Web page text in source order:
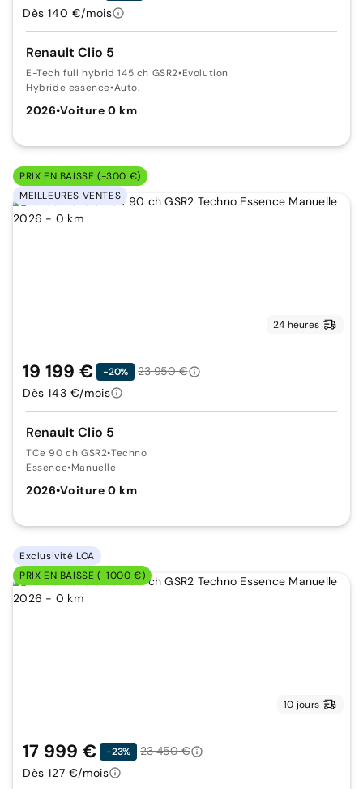
Renault Clio 5
E-Tech full hybrid 145 ch GSR2•Evolution
Hybride essence•Auto.
2026•Voiture 0 km
Dès 140 €/mois
PRIX EN BAISSE (-300 €)
MEILLEURES VENTES
24 heures
Renault Clio 5
TCe 90 ch GSR2•Techno
Essence•Manuelle
2026•Voiture 0 km
19 199 € -20%
23 950 €
Dès 143 €/mois
Exclusivité LOA
PRIX EN BAISSE (-1000 €)
10 jours
17 999 € -23%
23 450 €
Dès 127 €/mois